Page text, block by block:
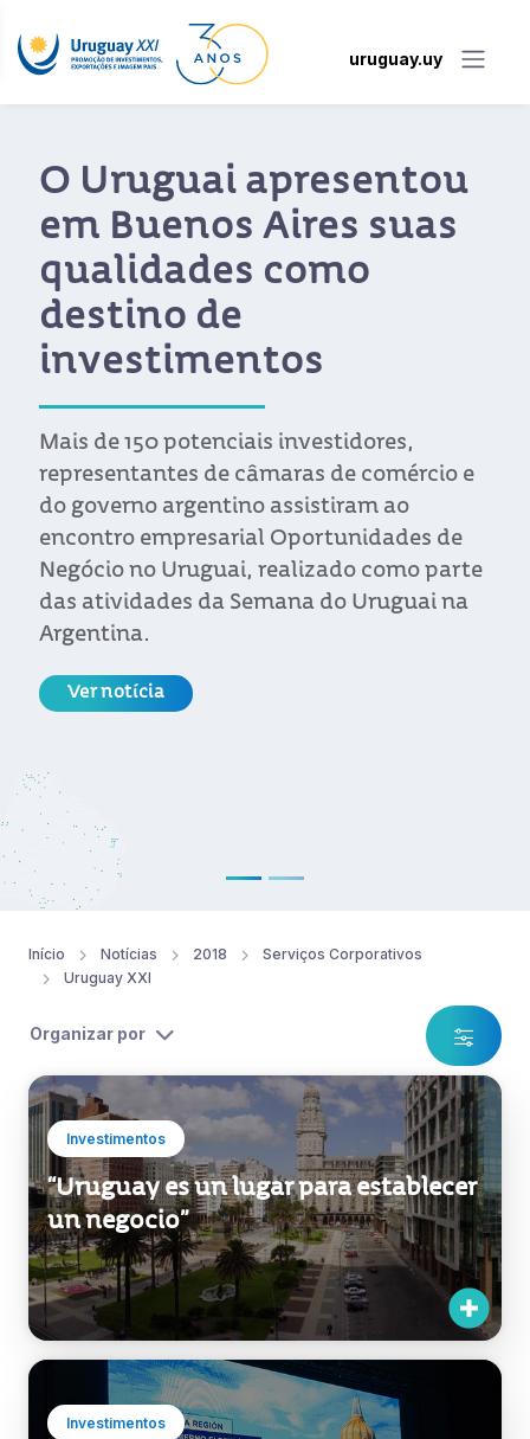
uruguay.uy
O Uruguai apresentou
em Buenos Aires suas
qualidades como
destino de
investimentos
Mais de 150 potenciais investidores,
representantes de câmaras de comércio e
do governo argentino assistiram ao
encontro empresarial Oportunidades de
Negócio no Uruguai, realizado como parte
das atividades da Semana do Uruguai na
Argentina.
Ver notícia
Início Notícias 2018
Serviços Corporativos
Uruguay XXI
Organizar por
Investimentos
“Uruguay es un lugar para establecer
un negocio”
Investimentos